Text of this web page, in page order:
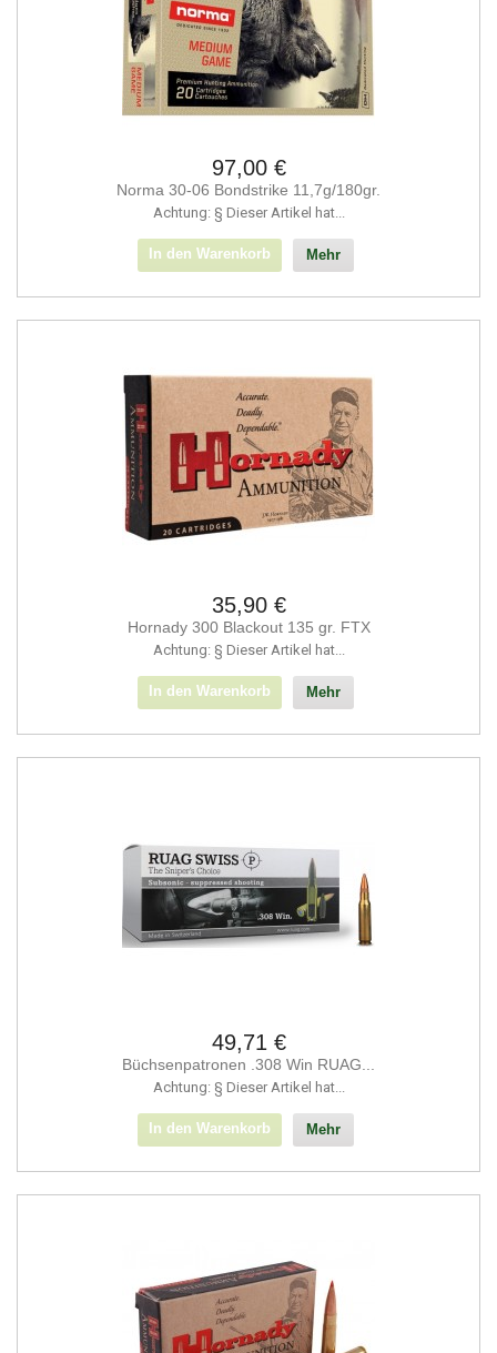
97,00 €
Norma 30-06 Bondstrike 11,7g/180gr.
Achtung: § Dieser Artikel hat...
In den Warenkorb Mehr
35,90 €
Hornady 300 Blackout 135 gr. FTX
Achtung: § Dieser Artikel hat...
In den Warenkorb Mehr
49,71 €
Büchsenpatronen .308 Win RUAG...
Achtung: § Dieser Artikel hat...
In den Warenkorb Mehr